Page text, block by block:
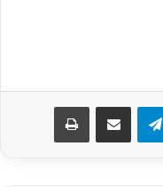
تلگرام اشتراک گذاری از طریق ایمیل چاپ